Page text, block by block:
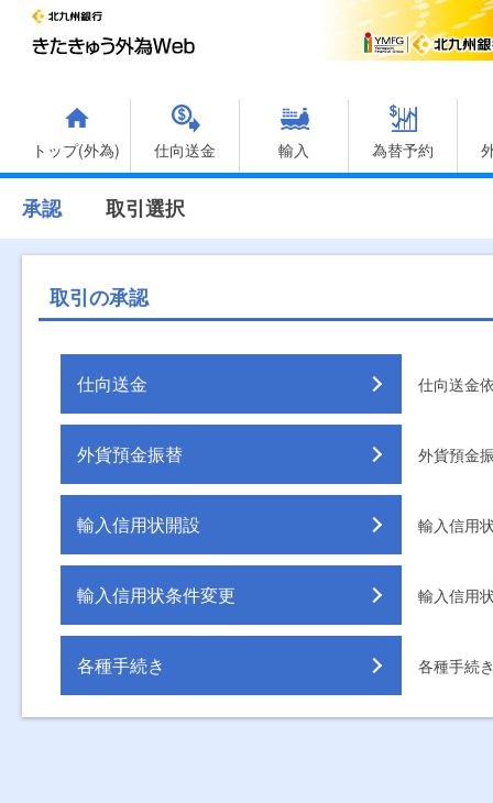
トップ(外為) 仕向送金 輸入 為替予約
承認 取引選択
取引の承認
仕向送金 仕向送金
外貨預金振替 外貨預金
輸入信用状開設 輸入信用
輸入信用状条件変更 輸入信用
各種手続き 各種手続